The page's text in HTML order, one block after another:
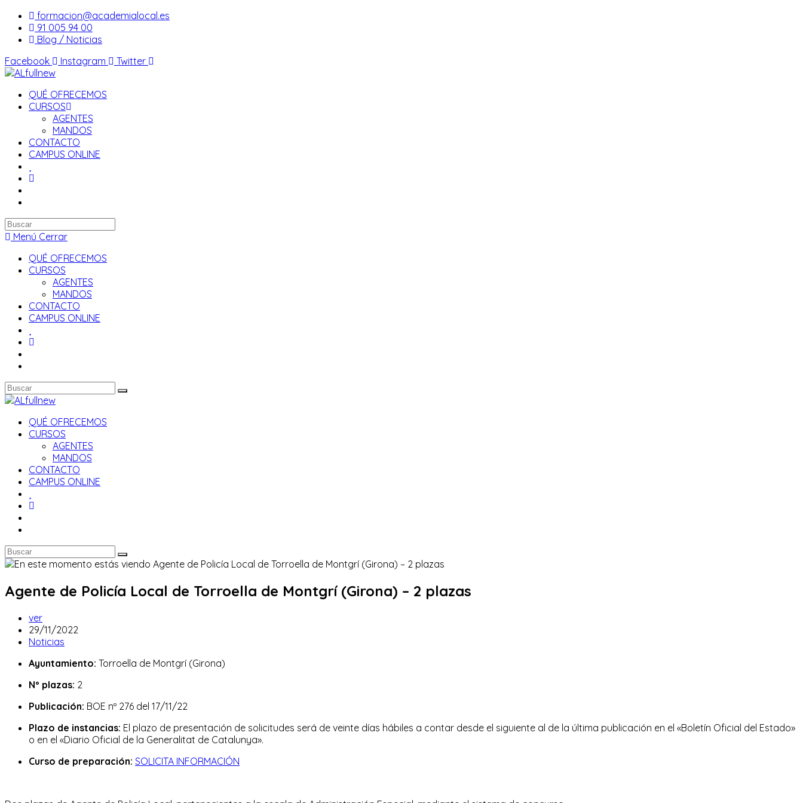
Saltar
contenido
formacion@academialocal.es
91 005 94 00
Blog / Noticias
Facebook
Instagram Twitter
QUÉ OFRECEMOS
CURSOS
AGENTES
MANDOS
CONTACTO
CAMPUS ONLINE
Buscar
en
web
Menú Cerrar
QUÉ OFRECEMOS
CURSOS
AGENTES
MANDOS
CONTACTO
CAMPUS ONLINE
QUÉ OFRECEMOS
CURSOS
AGENTES
MANDOS
CONTACTO
CAMPUS ONLINE
Agente de Policía Local de Torroella de Montgrí (Girona) – 2 plazas
Autor
de
la
ver
Publicación
de
entrada:
29/11/2022
Categoría
la
Noticias
Ayuntamiento: Torroella de Montgrí (Girona)
Nº plazas: 2
Publicación: BOE nº 276 del 17/11/22
Plazo de instancias: El plazo de presentación de solicitudes será de veinte días hábiles a contar desde el siguiente al de la última publicación en el «Boletín Oficial del Estado»
o en el «Diario Oficial de la Generalitat de Catalunya».
Curso de preparación: SOLICITA INFORMACIÓN